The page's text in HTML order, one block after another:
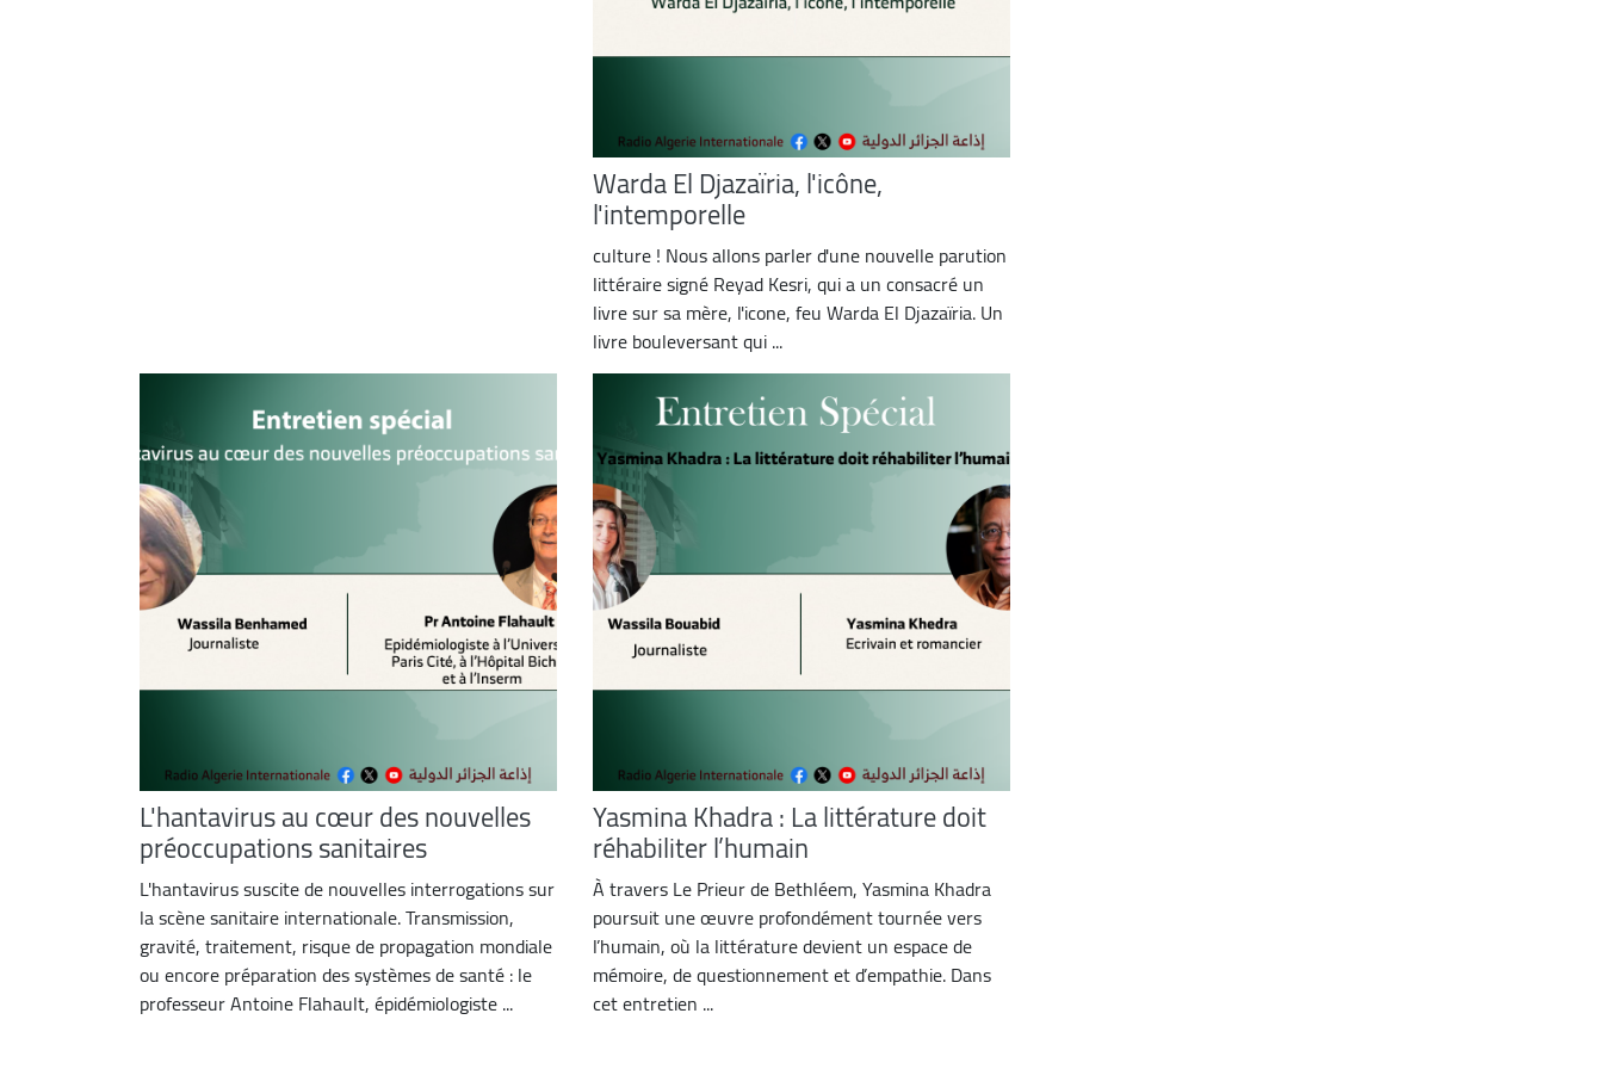
Warda El Djazaïria, l'icône,
l'intemporelle
culture ! Nous allons parler d'une nouvelle parution
littéraire signé Reyad Kesri, qui a un consacré un
livre sur sa mère, l'icone, feu Warda El Djazaïria. Un
livre bouleversant qui ...
L'hantavirus au cœur des nouvelles
préoccupations sanitaires
L'hantavirus suscite de nouvelles interrogations sur
la scène sanitaire internationale. Transmission,
gravité, traitement, risque de propagation mondiale
ou encore préparation des systèmes de santé : le
professeur Antoine Flahault, épidémiologiste ...
Yasmina Khadra : La littérature doit
réhabiliter l’humain
À travers Le Prieur de Bethléem, Yasmina Khadra
poursuit une œuvre profondément tournée vers
l’humain, où la littérature devient un espace de
mémoire, de questionnement et d’empathie. Dans
cet entretien ...